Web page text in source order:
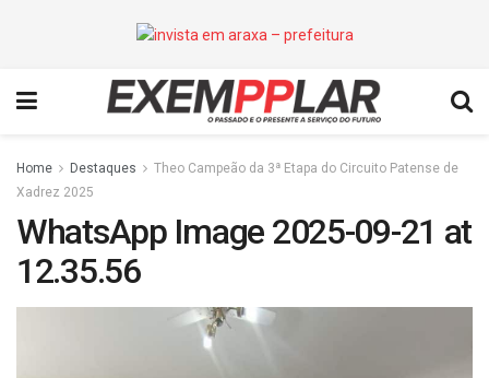
Home Destaques
Theo Campeão da 3ª Etapa do Circuito Patense de
Xadrez 2025
WhatsApp Image 2025-09-21 at
12.35.56